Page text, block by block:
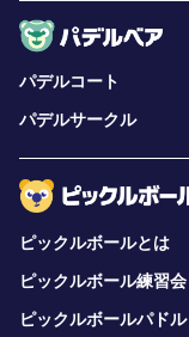
パデルコート
パデルサークル
ピックルボールとは
ピックルボール練習会
ピックルボールパドル